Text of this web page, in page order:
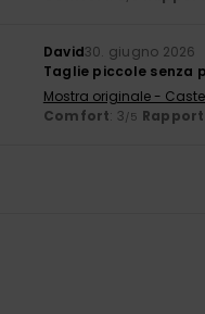
David30. giugno 2026
Taglie piccole senza
Mostra originale -
Comfort: 3/5